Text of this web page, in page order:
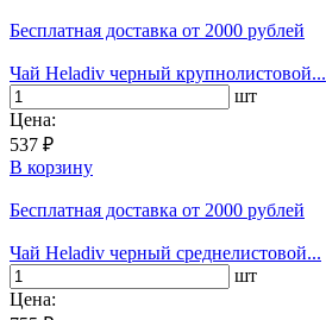
Бесплатная доставка от 2000 рублей
Чай Heladiv черный крупнолистовой...
шт
Цена:
537 ₽
В корзину
Бесплатная доставка от 2000 рублей
Чай Heladiv черный среднелистовой...
шт
Цена: